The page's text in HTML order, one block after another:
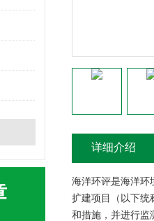
详细介绍
海洋环评是海洋环
扩建项目（以下统
和措施，并进行监